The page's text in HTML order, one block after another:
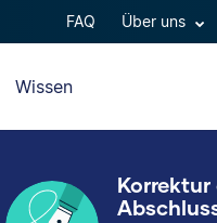
FAQ Über uns
Wissen
Korrektur